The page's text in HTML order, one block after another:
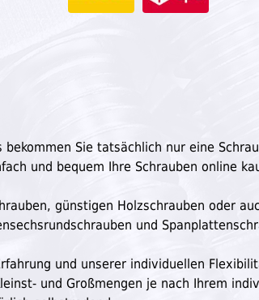
Sie tatsächlich nur eine
und bequem Ihre Schrauben online
günstigen Holzschrauben oder
und
und unserer individuellen
und Großmengen je nach Ihrem